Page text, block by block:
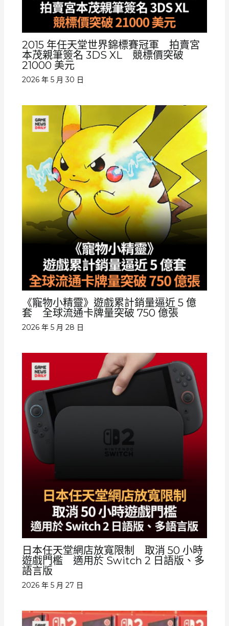
2015 年任天堂世界錦標賽冠軍 拍賣宮
本茂親筆簽名 3DS XL 競標價突破
21000 美元
2026 年 5 月 30 日
《寵物小精靈》遊戲累計銷量逼近 5 億
套 全球流通卡牌量突破 750 億張
2026 年 5 月 28 日
日本任天堂網店放寬限制 取消 50 小時
遊戲門檻 適用於 Switch 2 日語版、多
語言版
2026 年 5 月 27 日